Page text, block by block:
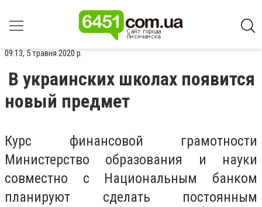
09:13, 5 травня 2020 р.
В украинских школах появится
новый предмет
Курс финансовой грамотности
Министерство образования и науки
совместно с Национальным банком
планируют сделать постоянным